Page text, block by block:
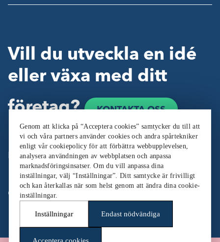
Vill du utveckla en idé
eller växa med ditt
företag?
KONTAKTA OSS
Följ oss:
Cookieinställningar
Genom att klicka på “Acceptera cookies” samtycker du till att
vi och våra partners använder cookies och andra spårtekniker
enligt vår cookiepolicy för att förbättra webbupplevelsen,
analysera användningen av webbplatsen och anpassa
marknadsföringsinsatser. Om du vill anpassa dina
inställningar, välj “Inställningar”. Ditt samtycke är frivilligt
och kan återkallas när som helst genom att ändra dina cookie-
inställningar.
Inställningar Endast nödvändiga
Acceptera cookies